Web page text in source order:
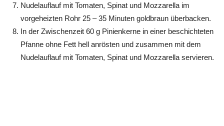
Nudelauflauf mit Tomaten, Spinat und Mozzarella im
vorgeheizten Rohr 25 – 35 Minuten goldbraun überbacken.
In der Zwischenzeit 60 g Pinienkerne in einer beschichteten
Pfanne ohne Fett hell anrösten und zusammen mit dem
Nudelauflauf mit Tomaten, Spinat und Mozzarella servieren.